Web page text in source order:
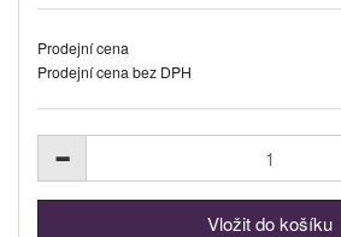
Prodejní cena
Prodejní cena bez DPH